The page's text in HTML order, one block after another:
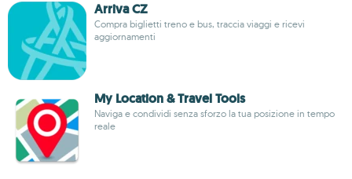
Arriva CZ
Compra biglietti treno e bus, traccia viaggi e ricevi
aggiornamenti
My Location & Travel Tools
Naviga e condividi senza sforzo la tua posizione in tempo
reale